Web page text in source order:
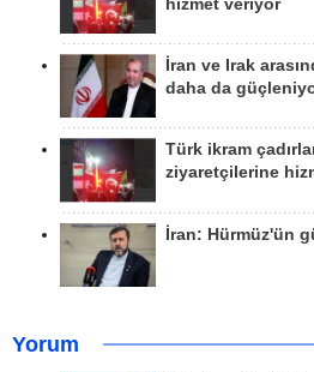
hizmet veriyor
İran ve Irak
daha da
Türk ikram
ziyaretçilerine
İran: Hürmüz'ün
Yorum